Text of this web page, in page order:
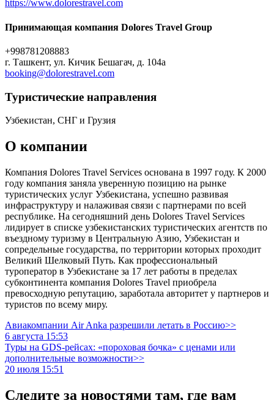
https://www.dolorestravel.com
Принимающая компания Dolores Travel Group
+998781208883
г. Ташкент, ул. Кичик Бешагач, д. 104а
booking@dolorestravel.com
Туристическиe направления
Узбекистан, СНГ и Грузия
О компании
Компания Dolores Travel Services основана в 1997 году. К 2000
году компания заняла уверенную позицию на рынке
туристических услуг Узбекистана, успешно развивая
инфраструктуру и налаживая связи с партнерами по всей
республике. На сегодняшний день Dolores Travel Services
лидирует в списке узбекистанских туристических агентств по
въездному туризму в Центральную Азию, Узбекистан и
сопредельные государства, по территории которых проходит
Великий Шелковый Путь. Как профессиональный
туроператор в Узбекистане за 17 лет работы в пределах
субконтинента компания Dolores Travel приобрела
превосходную репутацию, заработала авторитет у партнеров и
туристов по всему миру.
Авиакомпании Air Anka разрешили летать в Россию>>
6 августа 15:53
Туры на GDS-рейсах: «пороховая бочка» с ценами или
дополнительные возможности>>
20 июля 15:51
Следите за новостями там, где вам